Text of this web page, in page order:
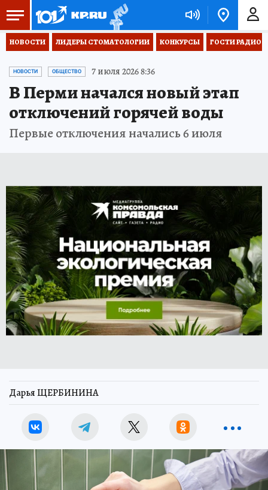
НОВОСТИ ЛИДЕРЫ СТОМАТОЛОГИИ КОНКУРСЫ ГОСТИ РАДИО
НОВОСТИ ОБЩЕСТВО 7 июля 2026 8:36
В Перми начался новый этап
отключений горячей воды
Первые отключения начались 6 июля
Дарья ЩЕРБИНИНА